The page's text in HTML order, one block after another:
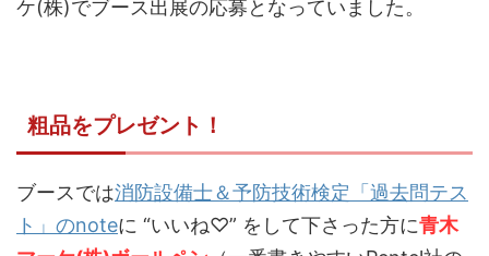
ケ(株)でブース出展の応募となっていました。
粗品をプレゼント！
ブースでは消防設備士＆予防技術検定「過去問テス
ト」のnoteに “いいね♡” をして下さった方に青木